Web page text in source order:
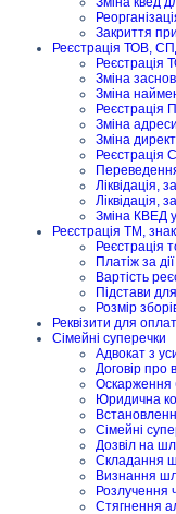
Закриття
Реєстрація ТОВ,
Реєстрація
Зміна
Зміна
Реєстрація
Зміна
Зміна
Реєстрація
Ліквідація,
Ліквідація,
Зміна КВЕД у
Реєстрація ТМ,
Реєстрація
Платіж за
Вартість
Підстави
Розмір
Реквізити для
Сімейні суперечки
Адвокат з
Договір про
Оскарження
Юридична
Сімейні
Дозвіл на
Складання
Визнання
Розлучення
Стягнення